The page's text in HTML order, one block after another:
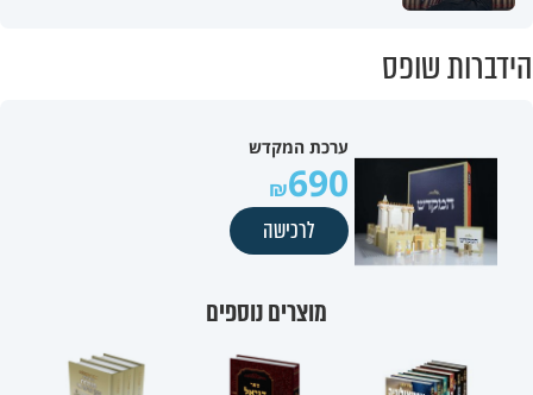
הידברות שופס
ערכת המקדש
690
לרכישה
מוצרים נוספים